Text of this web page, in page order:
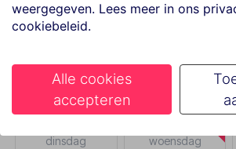
Selecteer vertrekdatum
dinsdag
LAAGSTE
woensdag
weergegeven. Lees meer in ons
cookiebeleid.
Alle cookies
accepteren